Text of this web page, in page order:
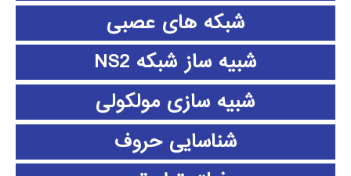
شبکه های عصبی
شبیه ساز شبکه NS2
شبیه سازی مولکولی
شناسایی حروف